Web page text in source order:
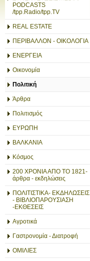
PODCASTS
/tpp.Radio/tpp.TV
REAL ESTATE
ΠΕΡΙΒΑΛΛΟΝ - ΟΙΚΟΛΟΓΙΑ
ΕΝΕΡΓΕΙΑ
Οικονομία
Πολιτική
Άρθρα
Πολιτισμός
ΕΥΡΩΠΗ
ΒΑΛΚΑΝΙΑ
Κόσμος
200 ΧΡΟΝΙΑ ΑΠΟ ΤΟ 1821-
άρθρα - εκδηλώσεις
ΠΟΛΙΤΙΣΤΙΚΑ- ΕΚΔΗΛΩΣΕΙΣ
- ΒΙΒΛΙΟΠΑΡΟΥΣΙΑΣΗ
-ΕΚΘΕΣΕΙΣ
Αγροτικά
Γαστρονομία - Διατροφή
ΟΜΙΛΙΕΣ